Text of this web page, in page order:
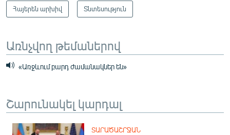
Հայերեն արխիվ Տնտեսություն
Առնչվող թեմաներով
«Առջևում բարդ ժամանակներ են»
Շարունակել կարդալ
ՏԱՐԱԾԱՇՐՋԱՆ